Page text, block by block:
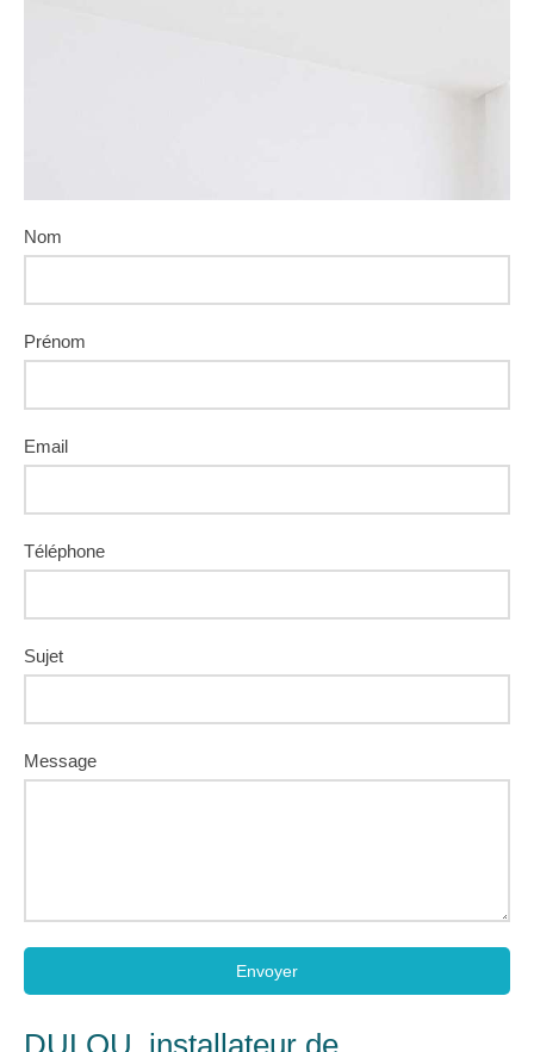
Nom
Prénom
Email
Téléphone
Sujet
Message
Envoyer